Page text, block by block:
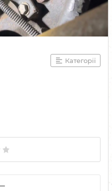
Категорії